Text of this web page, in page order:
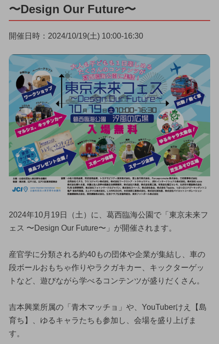
〜Design Our Future〜
開催日時：2024/10/19(土) 10:00-16:30
2024年10月19日（土）に、葛西臨海公園で「東京未来フ
ェス 〜Design Our Future〜」が開催されます。
産官学に分類される約40もの団体や企業が集結し、車の
段ボールおもちゃ作りやラクガキカー、キックターゲッ
トなど、遊びながら学べるコンテンツが盛りだくさん。
吉本興業所属の「青木マッチョ」や、YouTuberけえ【島
育ち】、ゆるキャラたちも参加し、会場を盛り上げま
す。